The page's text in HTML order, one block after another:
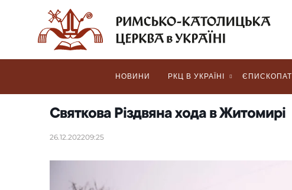
НОВИНИ РКЦ В УКРАЇНІ ЄПИСКОПАТ
Святкова Різдвяна хода в Житомирі
26.12.202209:25